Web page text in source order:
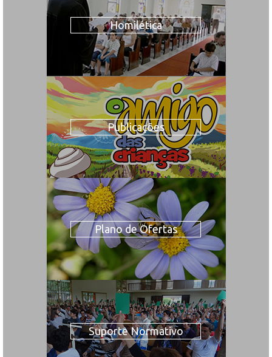
Homilética
Publicações
Plano de Ofertas
Suporte Normativo